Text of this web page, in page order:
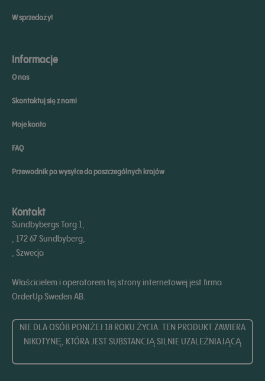
W sprzedaży!
Informacje
O nas
Skontaktuj się z nami
Moje konto
FAQ
Przewodnik po wysyłce do poszczególnych krajów
Kontakt
Sundbybergs Torg 1,
, 172 67 Sundbyberg,
, Szwecja
Właścicielem i operatorem tej strony internetowej jest firma
OrderUp Sweden AB.
NIE DLA OSÓB PONIŻEJ 18 ROKU ŻYCIA. TEN PRODUKT ZAWIERA
NIKOTYNĘ, KTÓRA JEST SUBSTANCJĄ SILNIE UZALEŻNIAJĄCĄ